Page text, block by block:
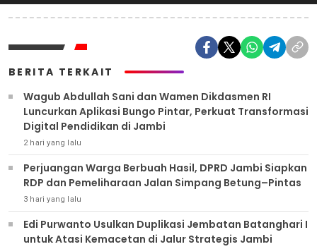
BERITA TERKAIT
Wagub Abdullah Sani dan Wamen Dikdasmen RI
Luncurkan Aplikasi Bungo Pintar, Perkuat Transformasi
Digital Pendidikan di Jambi
2 hari yang lalu
Perjuangan Warga Berbuah Hasil, DPRD Jambi Siapkan
RDP dan Pemeliharaan Jalan Simpang Betung–Pintas
3 hari yang lalu
Edi Purwanto Usulkan Duplikasi Jembatan Batanghari I
untuk Atasi Kemacetan di Jalur Strategis Jambi